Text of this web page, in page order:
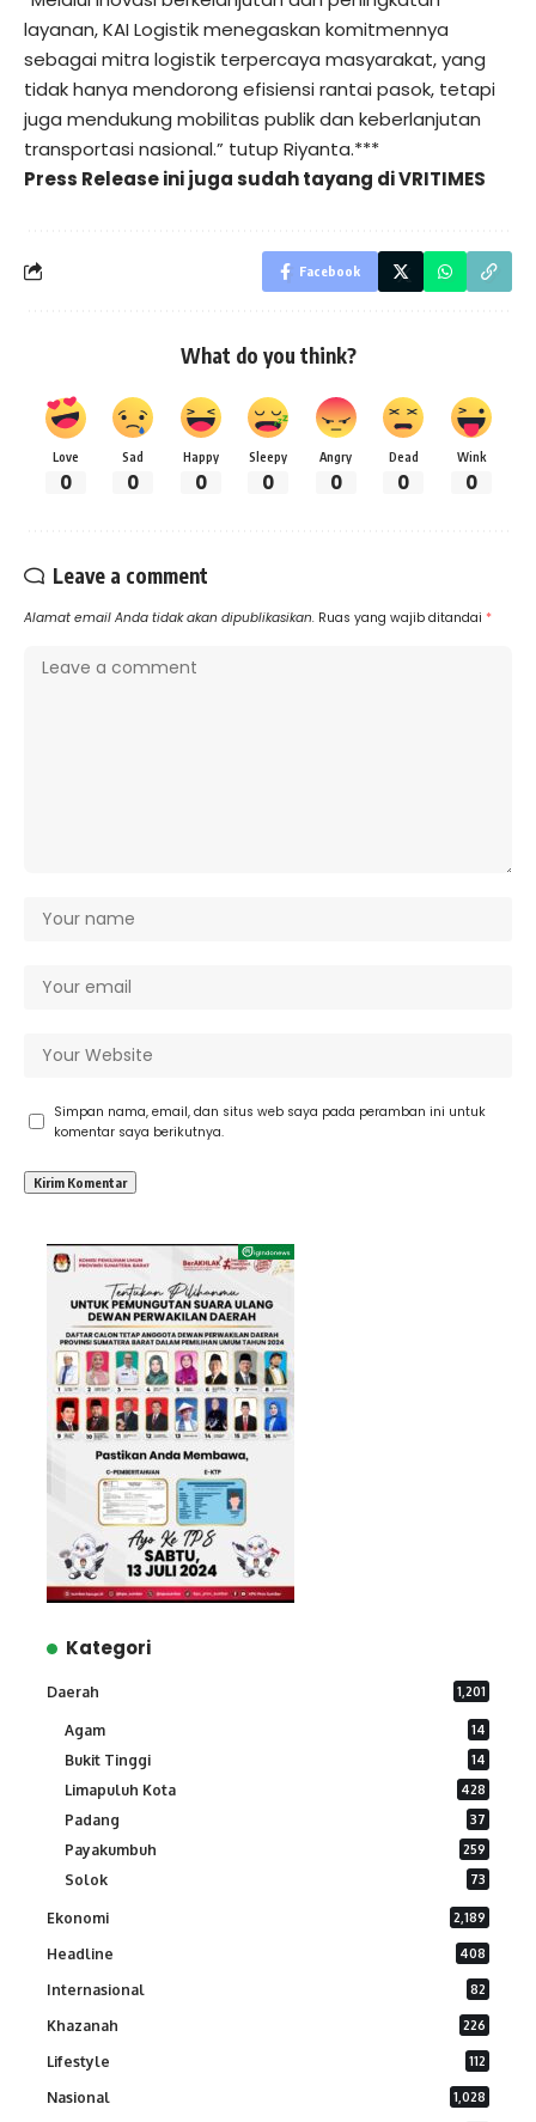
layanan, KAI Logistik menegaskan komitmennya
sebagai mitra logistik terpercaya masyarakat, yang
tidak hanya mendorong efisiensi rantai pasok, tetapi
juga mendukung mobilitas publik dan keberlanjutan
transportasi nasional.” tutup Riyanta.***
Press Release ini juga sudah tayang diVRITIMES
Facebook
What do you think?
Love
0
Sad
0
Happy
0
Sleepy
0
Angry
0
Dead
0
Wink
0
Leave a comment
Alamat email Anda tidak akan dipublikasikan. Ruas yang wajib ditandai *
Simpan nama, email, dan situs web saya pada peramban ini untuk
komentar saya berikutnya.
Kategori
Daerah 1,201
Agam 14
Bukit Tinggi 14
Limapuluh Kota 428
Padang 37
Payakumbuh 259
Solok 73
Ekonomi 2,189
Headline 408
Internasional 82
Khazanah 226
Lifestyle 112
Nasional 1,028